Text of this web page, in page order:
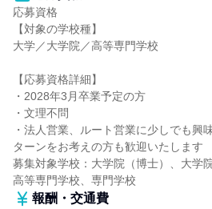
応募資格
【対象の学校種】
大学／大学院／高等専門学校
【応募資格詳細】
・2028年3月卒業予定の方
・文理不問
・法人営業、ルート営業に少しでも興
ターンをお考えの方も歓迎いたします
募集対象学校：大学院（博士）、大学
高等専門学校、専門学校
報酬・交通費